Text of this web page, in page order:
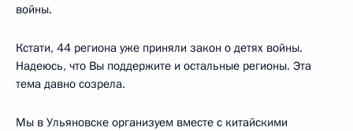
войны.
Кстати, 44 региона уже приняли закон о детях войны.
Надеюсь, что Вы поддержите и остальные регионы. Эта
тема давно созрела.
Мы в Ульяновске организуем вместе с китайскими